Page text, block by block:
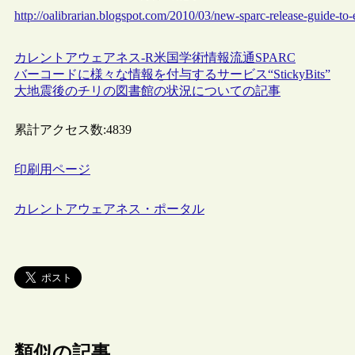
http://oalibrarian.blogspot.com/2010/03/new-sparc-release-guide-
カレントアウェアネス-R米国学術情報流通SPARC
バーコードに様々な情報を付与するサービス“StickyBits”
大地震後のチリの図書館の状況についての記事
累計アクセス数:4839
印刷用ページ
カレントアウェアネス・ポータル